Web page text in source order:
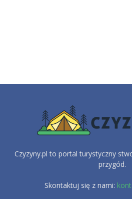
Czyzyny.pl to portal turystyczny
przygód.
Skontaktuj się z nami: